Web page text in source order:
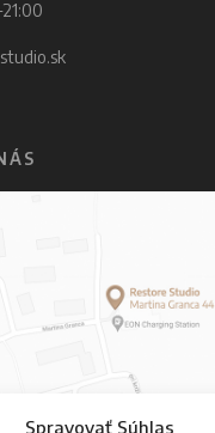
Spravovať Súhlas